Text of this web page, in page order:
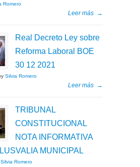
Romero
Leer más →
Real Decreto Ley sobre
Reforma Laboral BOE
30 12 2021
Silvia Romero
Leer más →
TRIBUNAL
CONSTITUCIONAL
NOTA INFORMATIVA
MUNICIPAL
Silvia Romero